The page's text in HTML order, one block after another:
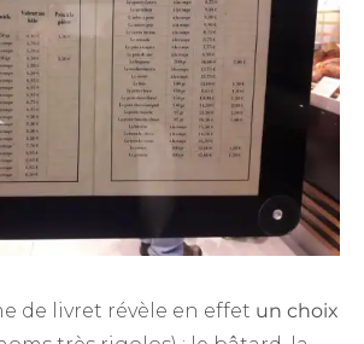
de livret révèle en effet un choix